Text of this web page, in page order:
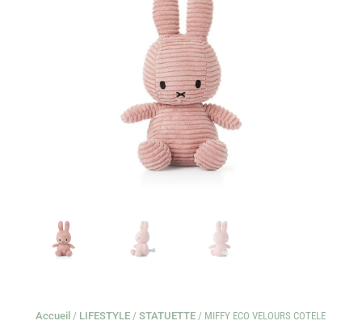
Accueil / LIFESTYLE /STATUETTE / MIFFY ECO VELOURS COTELE